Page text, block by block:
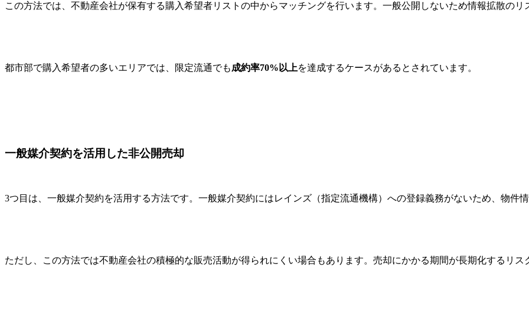
この方法では、不動産会社が保有する購入希望者リストの中からマッチングを行います。一般公開しないため情報拡散のリ
都市部で購入希望者の多いエリアでは、限定流通でも成約率70%以上を達成するケースがあるとされています。
一般媒介契約を活用した非公開売却
3つ目は、一般媒介契約を活用する方法です。一般媒介契約にはレインズ（指定流通機構）への登録義務がないため、物件
ただし、この方法では不動産会社の積極的な販売活動が得られにくい場合もあります。売却にかかる期間が長期化するリス